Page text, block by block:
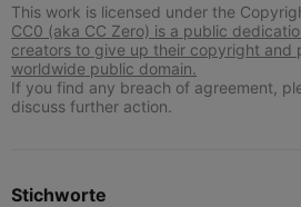
This work is licensed under the
CC0 (aka CC Zero) is a public
creators to give up their copyright and
worldwide public domain.
If you find any breach of agreement,
discuss further action.
Stichworte